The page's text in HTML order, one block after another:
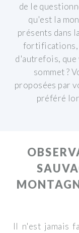
de le
qu'est la
présents dans
fortifications,
d'autrefois, que
sommet ?
proposées par
préféré
Il n'est jamais